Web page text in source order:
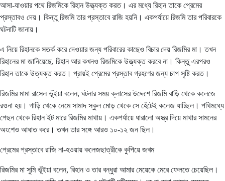
আসা-যাওয়ার পথে রিজমিকে রিহান উত্ত্যক্ত করত। এর মধ্যে রিহান তাকে প্রেমের
প্রস্তাবও দেয়। কিন্তু রিজমি তার প্রস্তাবে রাজি হয়নি। একপর্যায়ে রিজমি তার পরিবারকে
ঘটনাটি জানায়।
এ নিয়ে রিহানকে সতর্ক করে দেওয়ার জন্য পরিবারের কাছেও বিচার দেয় রিজমির মা। তখন
রিহানের মা জানিয়েছে, রিহান আর কখনও রিজমিকে উত্ত্যক্ত করবে না। কিন্তু এরপরও
রিহান তাকে উত্যক্ত করত। প্রায়ই প্রেমের প্রস্তাব গ্রহণের জন্য চাপ সৃষ্টি করত।
রিজমির মামা রাসেল ভূঁইয়া বলেন, ঘটনার সময় ক্লাসের উদ্দেশে রিজমি বাড়ি থেকে কলেজে
রওনা হয়। গাড়ি থেকে নেমে সামাদ স্কুল মোড় থেকে সে হেঁটেই কলেজ যাচ্ছিল। পথিমধ্যে
পেছন থেকে রিহান ইট মারে রিজমির মাথায়। একপর্যায়ে ধারালো অস্ত্র দিয়ে মাথার সামনের
অংশেও আঘাত করে। তখন তার সঙ্গে আরও ১০-১২ জন ছিল।
প্রেমের প্রস্তাবে রাজি না-হওয়ায় কলেজছাত্রীকে কুপিয়ে জখম
রিজমির মা সুমি ভূঁইয়া বলেন, রিহান ও তার বন্ধুরা আমার মেয়েকে মেরে ফেলতে চেয়েছিল।